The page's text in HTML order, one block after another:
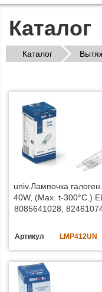
Каталог
Каталог
univ.Лампочка
40W, (Max. t-300°C.)
8085641028,
Артикул LMP412UN